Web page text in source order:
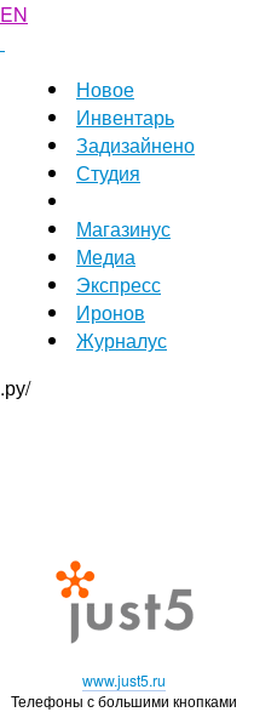
EN
Новое
Инвентарь
Задизайнено
Студия
Магазинус
Медиа
Экспресс
Иронов
Журналус
.ру/
www.just5.ru
Телефоны с большими кнопками